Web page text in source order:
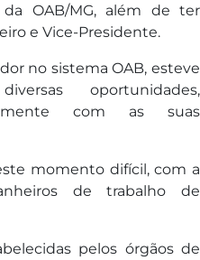
OAB/MG, além de ter
e Vice-Presidente.
no sistema OAB, esteve
oportunidades,
com as suas
momento difícil, com a
de trabalho de
pelos órgãos de